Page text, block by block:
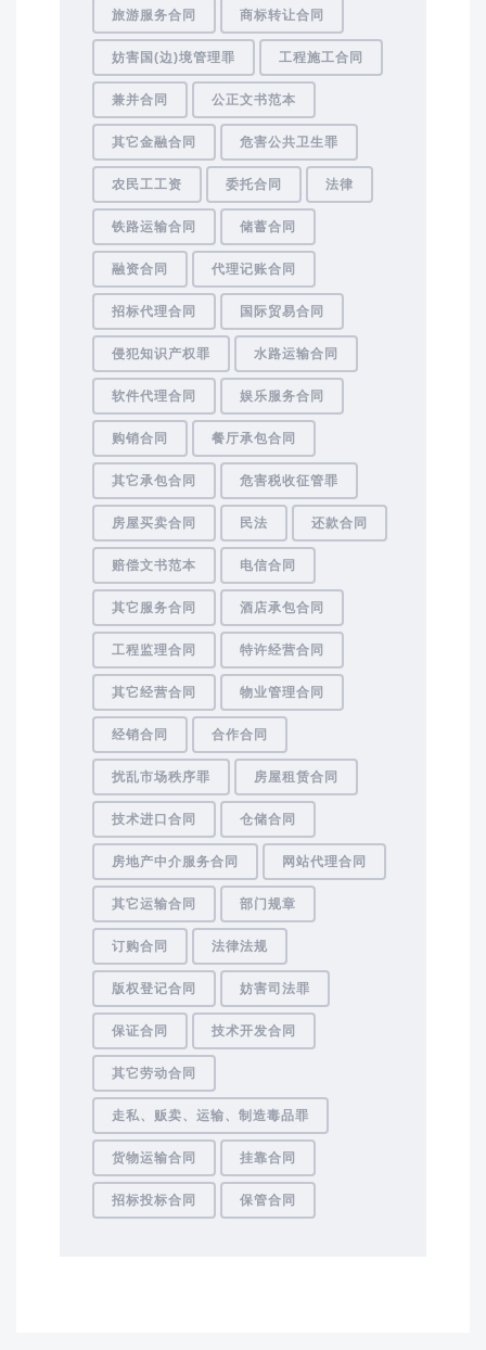
旅游服务合同 商标转让合同
妨害国(边)境管理罪 工程施工合同
兼并合同 公正文书范本
其它金融合同 危害公共卫生罪
农民工工资 委托合同 法律
铁路运输合同 储蓄合同
融资合同 代理记账合同
招标代理合同 国际贸易合同
侵犯知识产权罪 水路运输合同
软件代理合同 娱乐服务合同
购销合同 餐厅承包合同
其它承包合同 危害税收征管罪
房屋买卖合同 民法 还款合同
赔偿文书范本 电信合同
其它服务合同 酒店承包合同
工程监理合同 特许经营合同
其它经营合同 物业管理合同
经销合同 合作合同
扰乱市场秩序罪 房屋租赁合同
技术进口合同 仓储合同
房地产中介服务合同 网站代理合同
其它运输合同 部门规章
订购合同 法律法规
版权登记合同 妨害司法罪
保证合同 技术开发合同
其它劳动合同
走私、贩卖、运输、制造毒品罪
货物运输合同 挂靠合同
招标投标合同 保管合同